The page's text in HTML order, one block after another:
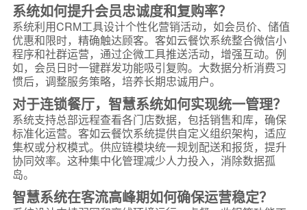
系统如何提升会员忠诚度和复购率？
系统利用CRM工具设计个性化营销活动，如会员价、储值
优惠和限时，精确触达顾客。客如云餐饮系统整合微信小
程序和社群运营，通过企微工具推送活动，增强互动。例
如，会员日时一键群发功能吸引复购。大数据分析消费习
惯后，调整服务策略，培养长期忠诚用户。
对于连锁餐厅，智慧系统如何实现统一管理？
系统支持总部远程查看各门店数据，包括销售和库，确保
标准化运营。客如云餐饮系统提供自定义组织架构，适应
集权或分权模式。供应链模块统一规划配送和报货，提升
协同效率。这种集中化管理减少人力投入，消除数据孤
岛。
智慧系统在客流高峰期如何确保运营稳定？